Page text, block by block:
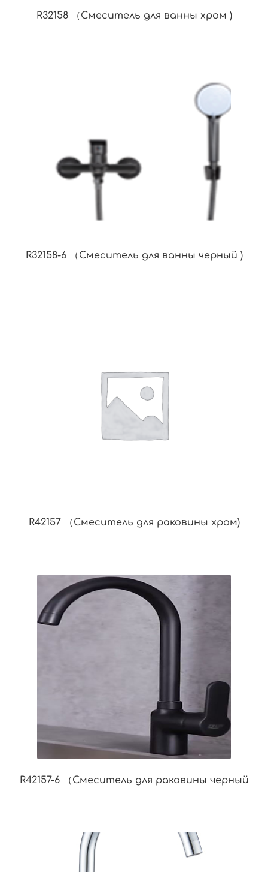
R32158 （Смеситель для ванны хром )
R32158-6 （Смеситель для ванны черный )
R42157 （Смеситель для раковины хром)
R42157-6 （Смеситель для раковины черный